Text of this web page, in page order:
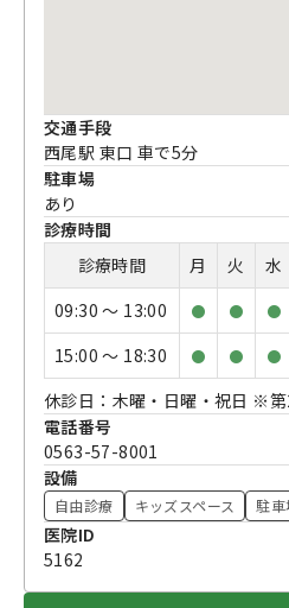
交通手段
西尾駅 東口 車で5分
駐車場
あり
診療時間
診療時間
月 火 水
09:30 〜 13:00
● ● ●
15:00 〜 18:30 ● ● ●
休診日：木曜・日曜・祝日 ※
電話番号
0563-57-8001
設備
自由診療 キッズスペース 駐車
医院ID
5162